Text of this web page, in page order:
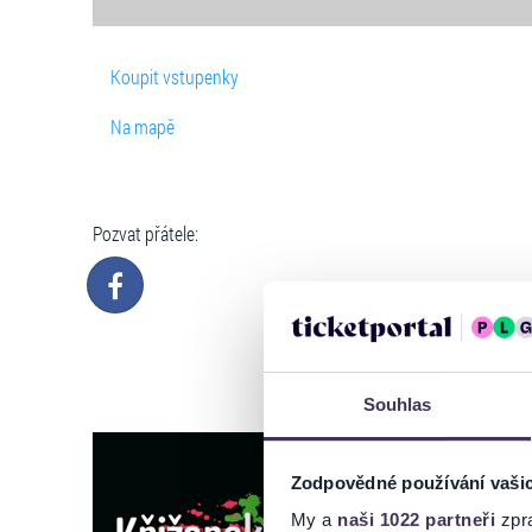
Souhlas
Zodpovědné používání
My a naši 1022 partneři
Koupit vstupenky
Na mapě
Pozvat přátele: